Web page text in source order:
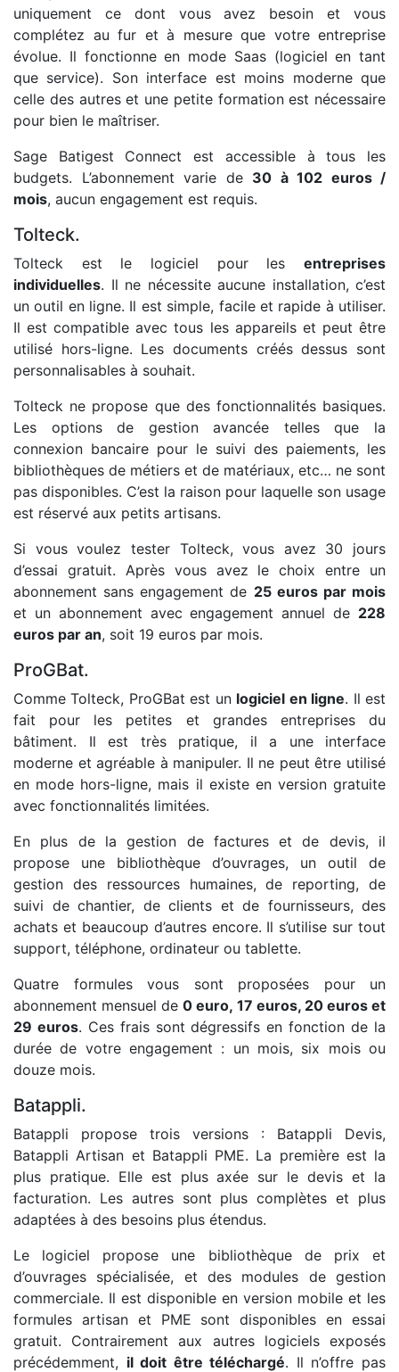
uniquement ce dont vous avez besoin et vous
complétez au fur et à mesure que votre entreprise
évolue. Il fonctionne en mode Saas (logiciel en tant
que service). Son interface est moins moderne que
celle des autres et une petite formation est nécessaire
pour bien le maîtriser.
Sage Batigest Connect est accessible à tous les
budgets. L’abonnement varie de 30 à 102 euros /
mois, aucun engagement est requis.
Tolteck.
Tolteck est le logiciel pour les entreprises
individuelles. Il ne nécessite aucune installation, c’est
un outil en ligne. Il est simple, facile et rapide à utiliser.
Il est compatible avec tous les appareils et peut être
utilisé hors-ligne. Les documents créés dessus sont
personnalisables à souhait.
Tolteck ne propose que des fonctionnalités basiques.
Les options de gestion avancée telles que la
connexion bancaire pour le suivi des paiements, les
bibliothèques de métiers et de matériaux, etc… ne sont
pas disponibles. C’est la raison pour laquelle son usage
est réservé aux petits artisans.
Si vous voulez tester Tolteck, vous avez 30 jours
d’essai gratuit. Après vous avez le choix entre un
abonnement sans engagement de 25 euros par mois
et un abonnement avec engagement annuel de 228
euros par an, soit 19 euros par mois.
ProGBat.
Comme Tolteck, ProGBat est un logiciel en ligne. Il est
fait pour les petites et grandes entreprises du
bâtiment. Il est très pratique, il a une interface
moderne et agréable à manipuler. Il ne peut être utilisé
en mode hors-ligne, mais il existe en version gratuite
avec fonctionnalités limitées.
En plus de la gestion de factures et de devis, il
propose une bibliothèque d’ouvrages, un outil de
gestion des ressources humaines, de reporting, de
suivi de chantier, de clients et de fournisseurs, des
achats et beaucoup d’autres encore. Il s’utilise sur tout
support, téléphone, ordinateur ou tablette.
Quatre formules vous sont proposées pour un
abonnement mensuel de0 euro, 17 euros, 20 euros et
29 euros. Ces frais sont dégressifs en fonction de la
durée de votre engagement : un mois, six mois ou
douze mois.
Batappli.
Batappli propose trois versions : Batappli Devis,
Batappli Artisan et Batappli PME. La première est la
plus pratique. Elle est plus axée sur le devis et la
facturation. Les autres sont plus complètes et plus
adaptées à des besoins plus étendus.
Le logiciel propose une bibliothèque de prix et
d’ouvrages spécialisée, et des modules de gestion
commerciale. Il est disponible en version mobile et les
formules artisan et PME sont disponibles en essai
gratuit. Contrairement aux autres logiciels exposés
précédemment, il doit être téléchargé. Il n’offre pas